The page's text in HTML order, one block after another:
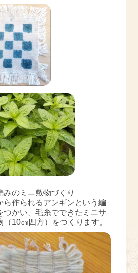
みのミニ敷物づくり
ら作られるアンギンという編
つかい、毛糸でできたミニサ
（10㎝四方）をつくります。